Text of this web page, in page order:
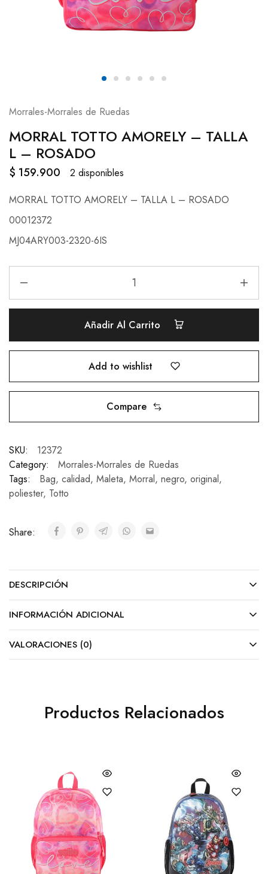
Morrales-Morrales de Ruedas
MORRAL TOTTO AMORELY – TALLA
L – ROSADO
$ 159.900
2 disponibles
MORRAL TOTTO AMORELY – TALLA L – ROSADO
00012372
MJ04ARY003-2320-6IS
Añadir Al Carrito
Add to wishlist
Compare
SKU:
12372
Category:
Morrales-Morrales de Ruedas
Tags:
Bag, calidad, Maleta, Morral, negro, original,
poliester, Totto
Share:
DESCRIPCIÓN
INFORMACIÓN ADICIONAL
VALORACIONES (0)
Productos Relacionados